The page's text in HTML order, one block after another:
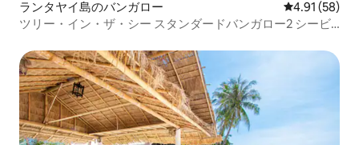
ランタヤイ島のバンガロー レビュー58
4.91 (58)
ツリー・イン・ザ・シー スタンダードバンガロー2 シービ